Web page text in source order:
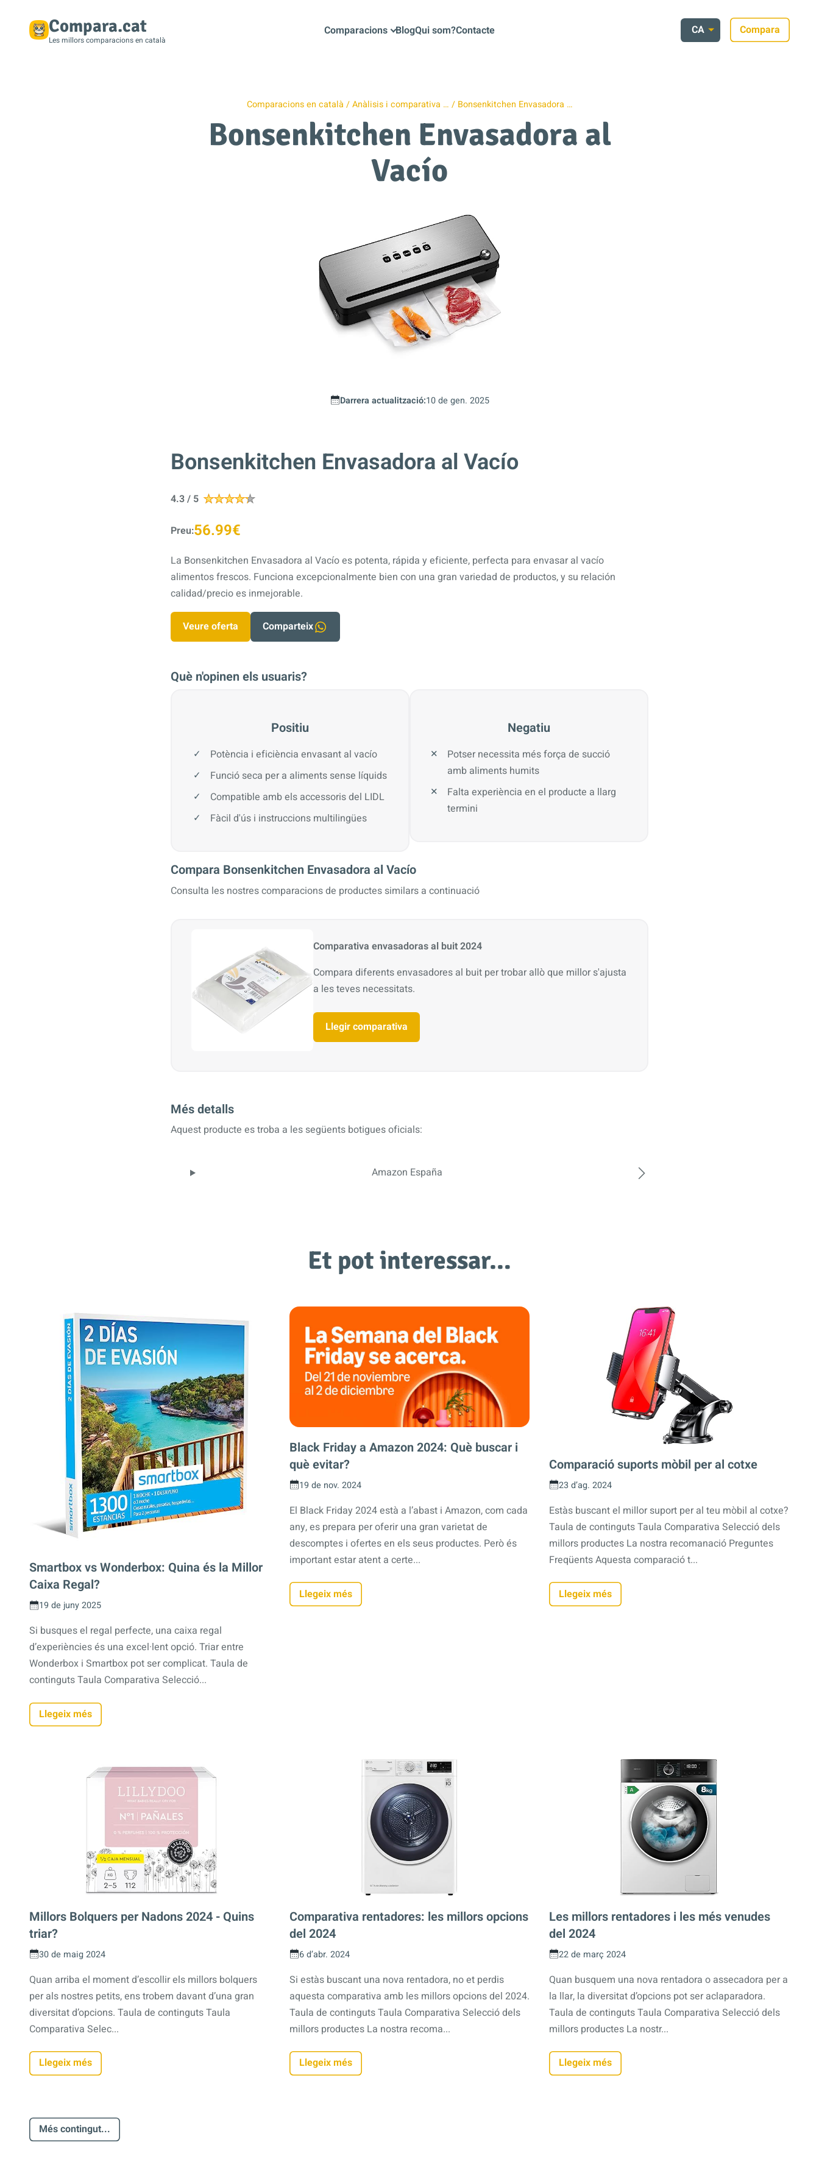
Compara.cat
Les millors comparacions en català
Comparacions BlogQui som?Contacte CA Compara
Comparacions en català Anàlisis i comparativa … Bonsenkitchen Envasadora …
Bonsenkitchen Envasadora al
Vacío
Darrera actualització:10 de gen. 2025
Bonsenkitchen Envasadora al Vacío
4.3 / 5
Preu:56.99€
La Bonsenkitchen Envasadora al Vacío es potenta, rápida y eficiente, perfecta para envasar al vacío
alimentos frescos. Funciona excepcionalmente bien con una gran variedad de productos, y su relación
calidad/precio es inmejorable.
Veure oferta Comparteix
Què n'opinen els usuaris?
Positiu
Potència i eficiència envasant al vacío
Funció seca per a aliments sense líquids
Compatible amb els accessoris del LIDL
Fàcil d'ús i instruccions multilingües
Negatiu
Potser necessita més força de succió
amb aliments humits
Falta experiència en el producte a llarg
termini
Compara Bonsenkitchen Envasadora al Vacío
Consulta les nostres comparacions de productes similars a continuació
Comparativa envasadoras al buit 2024
Compara diferents envasadores al buit per trobar allò que millor s'ajusta
a les teves necessitats.
Llegir comparativa
Més detalls
Aquest producte es troba a les següents botigues oficials:
Amazon España
Et pot interessar…
Smartbox vs Wonderbox: Quina és la Millor
Caixa Regal?
19 de juny 2025
Si busques el regal perfecte, una caixa regal
d’experiències és una excel·lent opció. Triar entre
Wonderbox i Smartbox pot ser complicat. Taula de
continguts Taula Comparativa Selecció...
Llegeix més
Black Friday a Amazon 2024: Què buscar i
què evitar?
19 de nov. 2024
El Black Friday 2024 està a l’abast i Amazon, com cada
any, es prepara per oferir una gran varietat de
descomptes i ofertes en els seus productes. Però és
important estar atent a certe...
Llegeix més
Comparació suports mòbil per al cotxe
23 d’ag. 2024
Estàs buscant el millor suport per al teu mòbil al cotxe?
Taula de continguts Taula Comparativa Selecció dels
millors productes La nostra recomanació Preguntes
Freqüents Aquesta comparació t...
Llegeix més
Millors Bolquers per Nadons 2024 - Quins
triar?
30 de maig 2024
Quan arriba el moment d’escollir els millors bolquers
per als nostres petits, ens trobem davant d’una gran
diversitat d’opcions. Taula de continguts Taula
Comparativa Selec...
Llegeix més
Comparativa rentadores: les millors opcions
del 2024
6 d’abr. 2024
Si estàs buscant una nova rentadora, no et perdis
aquesta comparativa amb les millors opcions del 2024.
Taula de continguts Taula Comparativa Selecció dels
millors productes La nostra recoma...
Llegeix més
Les millors rentadores i les més venudes
del 2024
22 de març 2024
Quan busquem una nova rentadora o assecadora per a
la llar, la diversitat d’opcions pot ser aclaparadora.
Taula de continguts Taula Comparativa Selecció dels
millors productes La nostr...
Llegeix més
Més contingut...